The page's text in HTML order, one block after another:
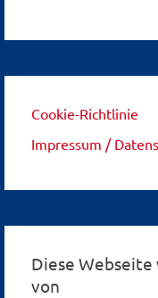
Cookie-Richtlinie
Impressum /
Diese
von